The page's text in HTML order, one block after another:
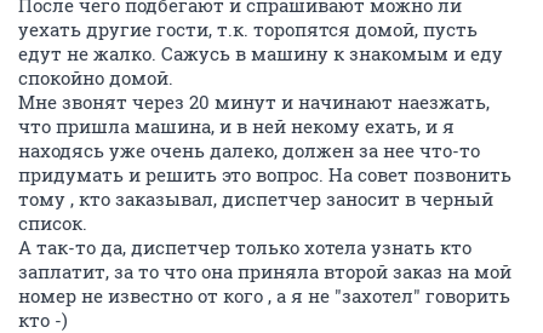
После чего подбегают и спрашивают можно ли
уехать другие гости, т.к. торопятся домой, пусть
едут не жалко. Сажусь в машину к знакомым и еду
спокойно домой.
Мне звонят через 20 минут и начинают наезжать,
что пришла машина, и в ней некому ехать, и я
находясь уже очень далеко, должен за нее что-то
придумать и решить это вопрос. На совет позвонить
тому , кто заказывал, диспетчер заносит в черный
список.
А так-то да, диспетчер только хотела узнать кто
заплатит, за то что она приняла второй заказ на мой
номер не известно от кого , а я не "захотел" говорить
кто -)